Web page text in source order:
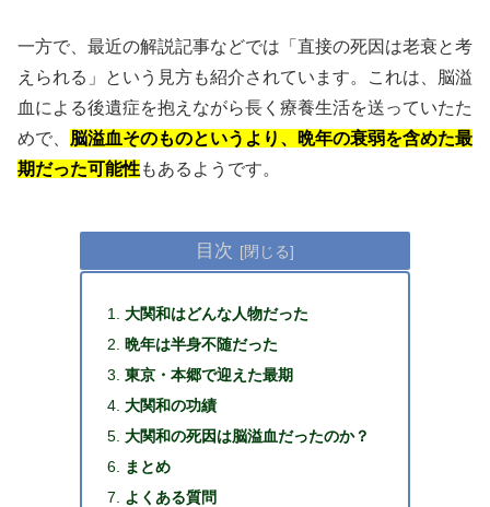
一方で、最近の解説記事などでは「直接の死因は老衰と考
えられる」という見方も紹介されています。これは、脳溢
血による後遺症を抱えながら長く療養生活を送っていたた
めで、 脳溢血そのものというより、晩年の衰弱を含めた最
期だった可能性もあるようです。
目次
大関和はどんな人物だった
晩年は半身不随だった
東京・本郷で迎えた最期
大関和の功績
大関和の死因は脳溢血だったのか？
まとめ
よくある質問